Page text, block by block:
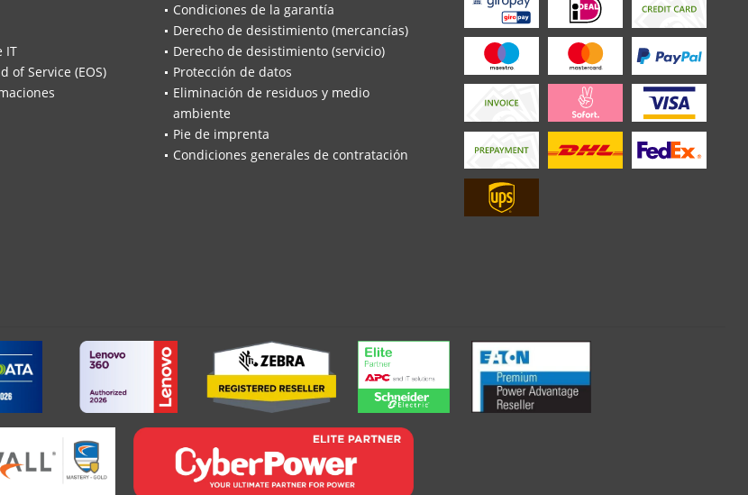
IT
of Service (EOS)
Condiciones de la garantía
Derecho de desistimiento (mercancías)
Derecho de desistimiento (servicio)
Protección de datos
Eliminación de residuos y medio
ambiente
Pie de imprenta
Condiciones generales de contratación